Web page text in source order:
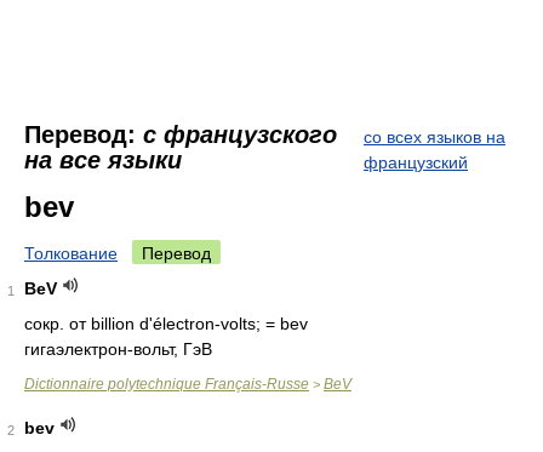
Перевод: с французского
на все языки
со всех языков на
французский
bev
Толкование Перевод
1
BeV
сокр. от billion d'électron-volts; = bev
гигаэлектрон-вольт, ГэВ
Dictionnaire polytechnique Français-Russe > BeV
2
bev